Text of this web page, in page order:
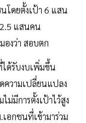
โดยตั้งเป้า 6 แสน
แสนคน
งว่า สอบตก
ด้รับงบเพิ่มขึ้น
ความเปลี่ยนแปลง
ม่มีการตั้งเป้าไว้สูง
กชนที่เข้ามาร่วม